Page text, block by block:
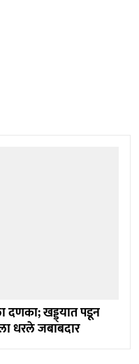
दणका; खड्ड्यात पडून
धरले जबाबदार